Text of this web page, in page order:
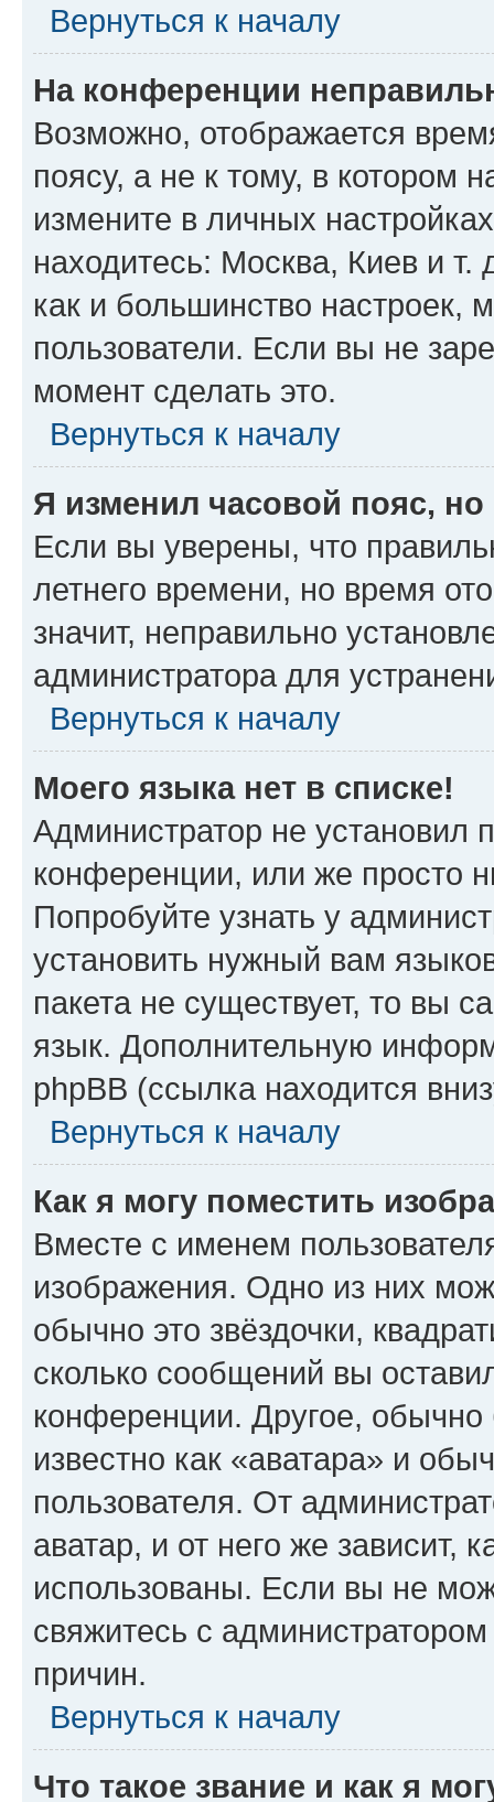
Вернуться к началу
На конференции
Возможно, отображается
поясу, а не к тому, в котором
измените в личных
находитесь: Москва, Киев и т.
как и большинство настроек,
пользователи. Если вы не
момент сделать это.
Вернуться к началу
Я изменил часовой пояс,
Если вы уверены, что
летнего времени, но время
значит, неправильно
администратора для
Вернуться к началу
Моего языка нет в списке!
Администратор не установил
конференции, или же просто
Попробуйте узнать у
установить нужный вам
пакета не существует, то вы
язык. Дополнительную
phpBB (ссылка находится
Вернуться к началу
Как я могу поместить
Вместе с именем
изображения. Одно из них
обычно это звёздочки,
сколько сообщений вы
конференции. Другое,
известно как «аватара» и
пользователя. От
аватар, и от него же зависит,
использованы. Если вы не
свяжитесь с
причин.
Вернуться к началу
Что такое звание и как я